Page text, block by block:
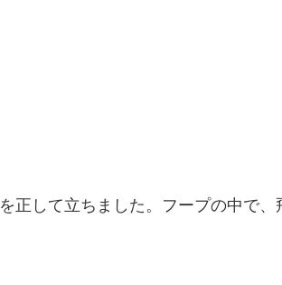
正して立ちました。フープの中で、